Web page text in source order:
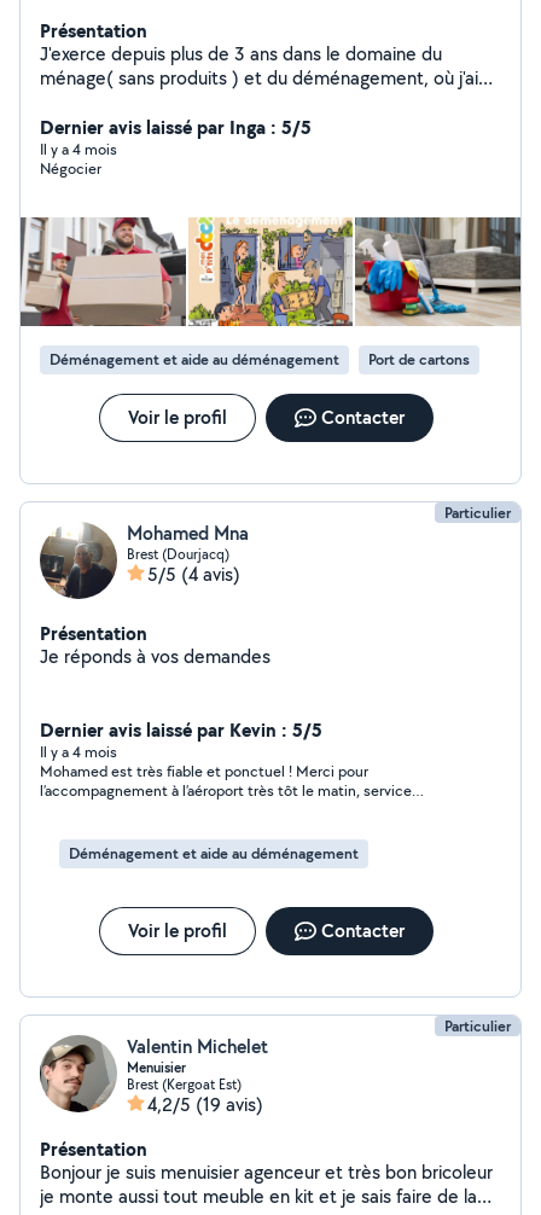
Présentation
J'exerce depuis plus de 3 ans dans le domaine du
ménage( sans produits ) et du déménagement, où j'aide
quotidien. Ces activités me permettent également de
compléter mes revenus afin de subvenir à mes besoins
en fin de mois
Dernier avis laissé par Inga : 5/5
Il y a 4 mois
Négocier
Déménagement et aide au déménagement Port de cartons
Voir le profil Contacter
Particulier
Mohamed Mna
Brest (Dourjacq)
5/5 (4 avis)
Présentation
Je réponds à vos demandes
Dernier avis laissé par Kevin : 5/5
Il y a 4 mois
Mohamed est très fiable et ponctuel ! Merci pour
l’accompagnement à l’aéroport très tôt le matin, service
Déménagement et aide au déménagement
Voir le profil Contacter
Particulier
Valentin Michelet
Menuisier
Brest (Kergoat Est)
4,2/5 (19 avis)
Présentation
Bonjour je suis menuisier agenceur et très bon bricoleur
je monte aussi tout meuble en kit et je sais faire de la